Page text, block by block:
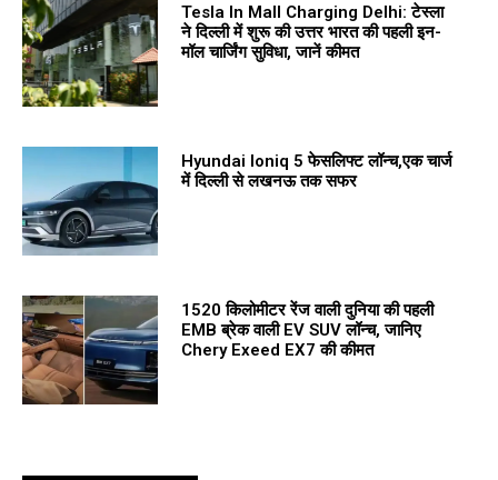
Tesla In Mall Charging Delhi: टेस्ला
ने दिल्ली में शुरू की उत्तर भारत की पहली इन-
मॉल चार्जिंग सुविधा, जानें कीमत
Hyundai Ioniq 5 फेसलिफ्ट लॉन्च,एक चार्ज
में दिल्ली से लखनऊ तक सफर
1520 किलोमीटर रेंज वाली दुनिया की पहली
EMB ब्रेक वाली EV SUV लॉन्च, जानिए
Chery Exeed EX7 की कीमत